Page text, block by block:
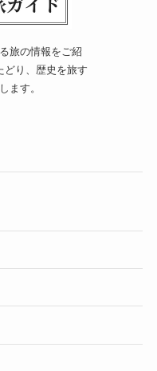
旅の情報をご紹
どり、歴史を旅す
ます。